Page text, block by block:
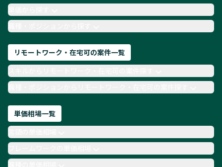
月収100万円 業務委託
COBOL
Ruby
TypeScript
Laravel AWS
単価から探す
職種・ポジションから探す
リモートワーク・在宅可の案件一覧
職種・ポジションからリモートワーク・在宅可の案件探す
単価相場一覧
職種の単価相場